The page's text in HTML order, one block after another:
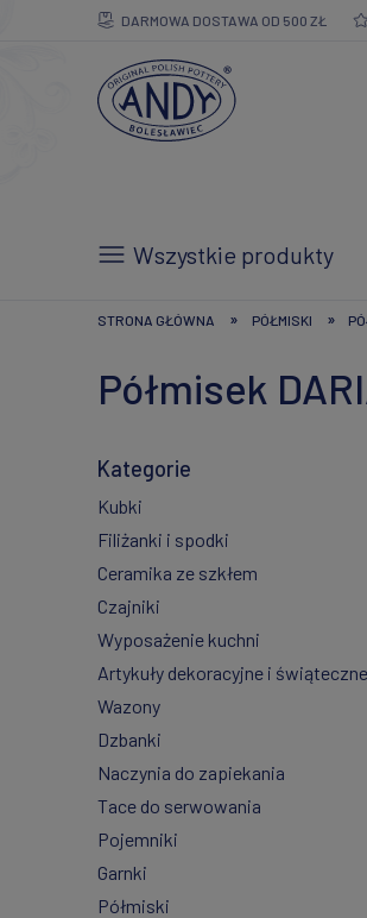
DARMOWA DOSTAWA OD 500 ZŁ
Wszystkie produkty
STRONA GŁÓWNA » PÓŁMISKI »
Półmisek
Kategorie
Kubki
Filiżanki i spodki
Ceramika ze szkłem
Czajniki
Wyposażenie kuchni
Artykuły dekoracyjne i świąteczne
Wazony
Dzbanki
Naczynia do zapiekania
Tace do serwowania
Pojemniki
Garnki
Półmiski